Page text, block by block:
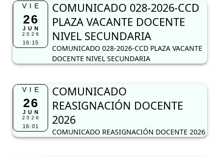
VIE
26
JUN
2026
16:15
COMUNICADO 028-2026-CCD
PLAZA VACANTE DOCENTE
NIVEL SECUNDARIA
COMUNICADO 028-2026-CCD PLAZA VACANTE
DOCENTE NIVEL SECUNDARIA
VIE
26
JUN
2026
16:01
COMUNICADO
REASIGNACIÓN DOCENTE
2026
COMUNICADO REASIGNACIÓN DOCENTE 2026